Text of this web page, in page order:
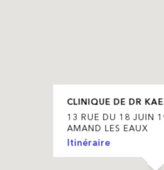
CLINIQUE DE DR
13 RUE DU 18 JUIN
AMAND LES EAUX
Itinéraire